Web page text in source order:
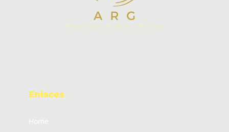
Enlaces
Home